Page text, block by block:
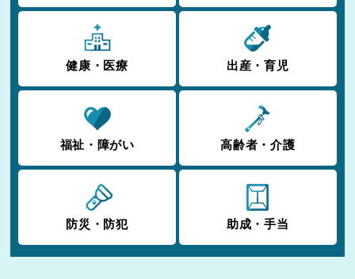
健康・医療 出産・育児
福祉・障がい 高齢者・介護
防災・防犯 助成・手当